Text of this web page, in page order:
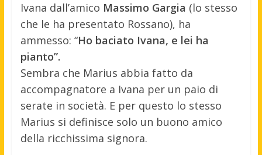
Ivana dall’amico Massimo Gargia (lo stesso
che le ha presentato Rossano), ha
ammesso: “Ho baciato Ivana, e lei ha
pianto”.
Sembra che Marius abbia fatto da
accompagnatore a Ivana per un paio di
serate in società. E per questo lo stesso
Marius si definisce solo un buono amico
della ricchissima signora.